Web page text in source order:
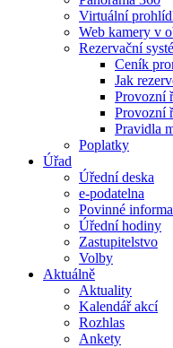
Virtuální
Web kamery v
Rezervační
Ceník
Jak
Provozní
Provozní
Pravidla
Poplatky
Úřad
Úřední deska
e-podatelna
Povinné
Úřední hodiny
Zastupitelstvo
Volby
Aktuálně
Aktuality
Kalendář akcí
Rozhlas
Ankety